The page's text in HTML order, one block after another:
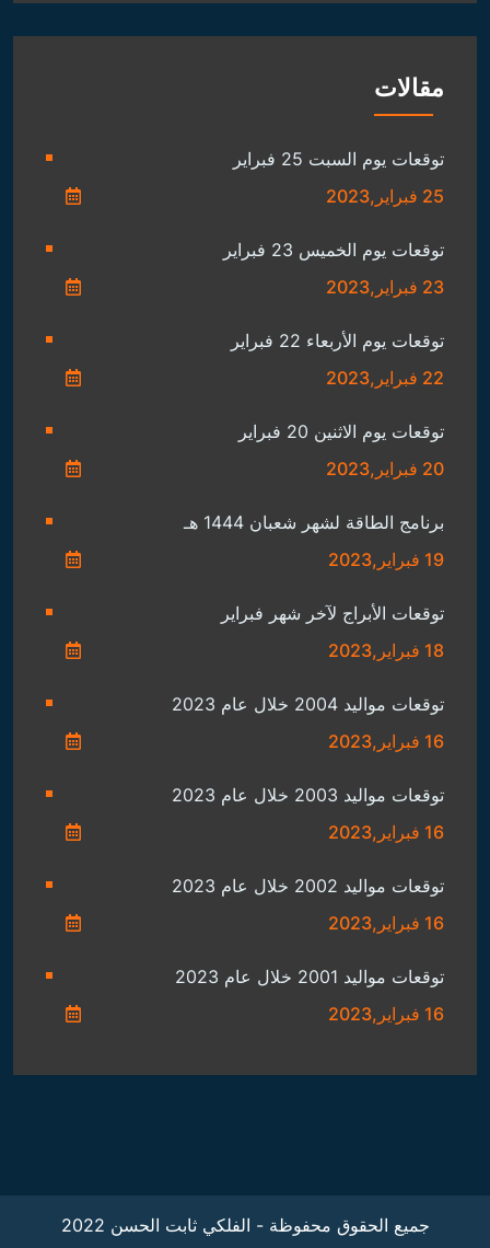
مقالات
توقعات يوم السبت 25 فبراير
25 فبراير,2023
توقعات يوم الخميس 23 فبراير
23 فبراير,2023
توقعات يوم الأربعاء 22 فبراير
22 فبراير,2023
توقعات يوم الاثنين 20 فبراير
20 فبراير,2023
برنامج الطاقة لشهر شعبان 1444 هـ
19 فبراير,2023
توقعات الأبراج لآخر شهر فبراير
18 فبراير,2023
توقعات مواليد 2004 خلال عام 2023
16 فبراير,2023
توقعات مواليد 2003 خلال عام 2023
16 فبراير,2023
توقعات مواليد 2002 خلال عام 2023
16 فبراير,2023
توقعات مواليد 2001 خلال عام 2023
16 فبراير,2023
جميع الحقوق محفوظة - الفلكي ثابت الحسن 2022